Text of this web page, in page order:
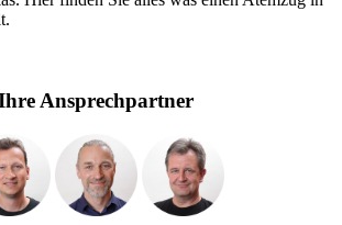
Ansprechpartner